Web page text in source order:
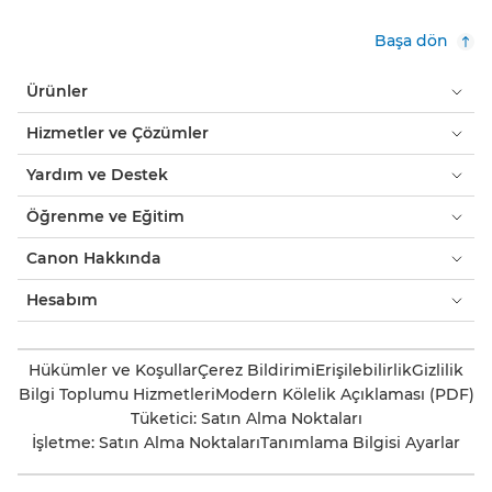
Başa dön
Ürünler
Hizmetler ve Çözümler
Yardım ve Destek
Öğrenme ve Eğitim
Canon Hakkında
Hesabım
Hükümler ve KoşullarÇerez BildirimiErişilebilirlikGizlilik
Bilgi Toplumu HizmetleriModern Kölelik Açıklaması (PDF)
Tüketici: Satın Alma Noktaları
İşletme: Satın Alma NoktalarıTanımlama Bilgisi Ayarlar